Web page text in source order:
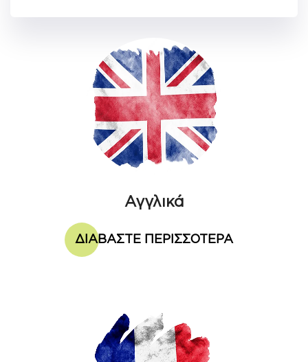
Αγγλικά
ΔΙΑΒΑΣΤΕ ΠΕΡΙΣΣΟΤΕΡΑ